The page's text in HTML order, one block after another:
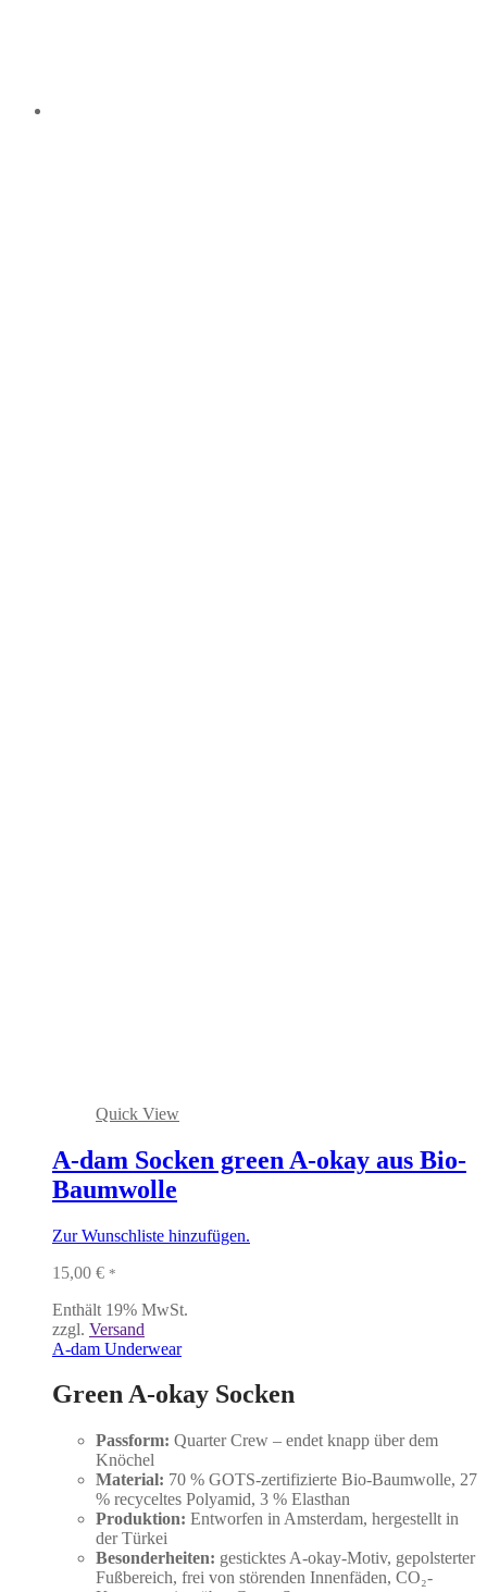
Quick View
A-dam Socken green A-okay aus Bio-
Baumwolle
Zur Wunschliste hinzufügen.
15,00 € *
Enthält 19% MwSt.
zzgl. Versand
A-dam Underwear
Green A-okay Socken
Passform: Quarter Crew – endet knapp über dem
Knöchel
Material: 70 % GOTS-zertifizierte Bio-Baumwolle, 27
% recyceltes Polyamid, 3 % Elasthan
Produktion: Entworfen in Amsterdam, hergestellt in
der Türkei
Besonderheiten: gesticktes A-okay-Motiv, gepolsterter
Fußbereich, frei von störenden Innenfäden, CO₂-